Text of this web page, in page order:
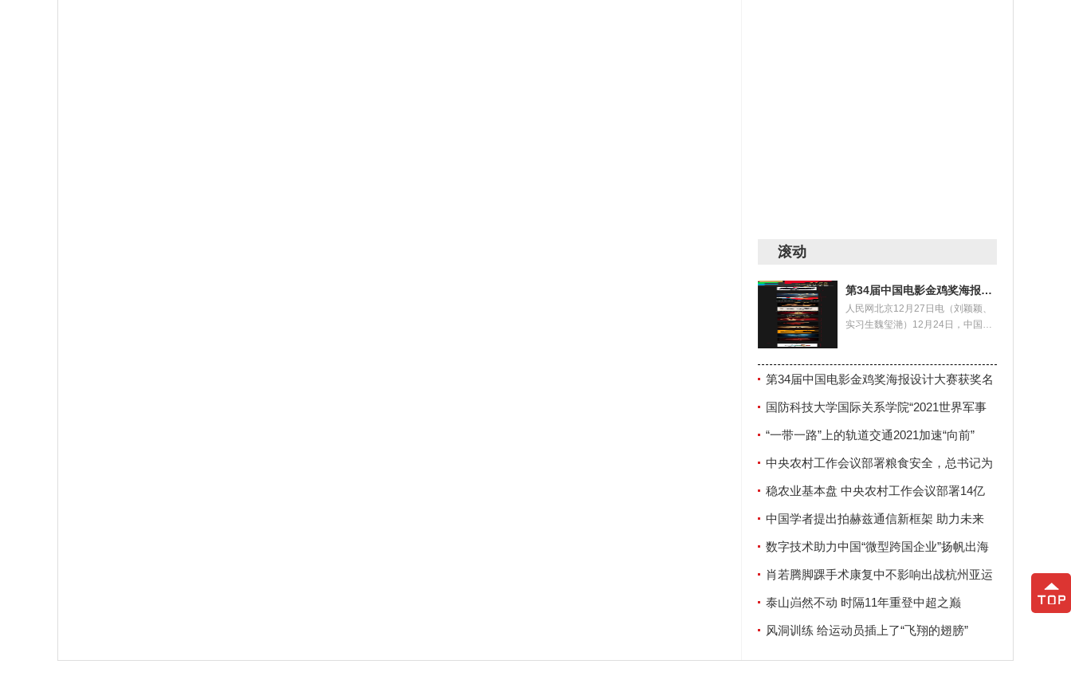
滚动
第34届中国电影金鸡奖海报设计大赛获奖名单揭晓
人民网北京12月27日电（刘颖颖、
实习生魏玺滟）12月24日，中国电
第34届中国电影金鸡奖海报设计大赛获奖名
单揭晓
国防科技大学国际关系学院“2021世界军事
安全论坛”在南京举行
“一带一路”上的轨道交通2021加速“向前”
中央农村工作会议部署粮食安全，总书记为
何强调这两个字？
稳农业基本盘 中央农村工作会议部署14亿
人“饭碗”大事
中国学者提出拍赫兹通信新框架 助力未来
6G发展
数字技术助力中国“微型跨国企业”扬帆出海
肖若腾脚踝手术康复中不影响出战杭州亚运
会泰山岿然不动 时隔11年重登中超之巅
风洞训练 给运动员插上了“飞翔的翅膀”